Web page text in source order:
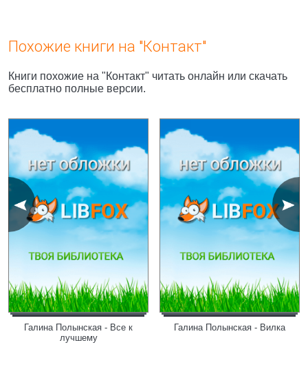
Похожие книги на "Контакт"
Книги похожие на "Контакт" читать онлайн или скачать
бесплатно полные версии.
Галина Полынская - Все к
лучшему
Галина Полынская - Вилка